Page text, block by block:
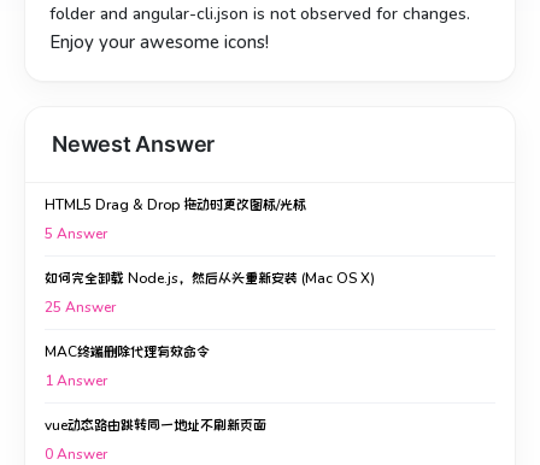
folder and angular-cli.json is not observed for changes.
Enjoy your awesome icons!
Newest Answer
HTML5 Drag & Drop 拖动时更改图标/光标
5 Answer
如何完全卸载 Node.js，然后从头重新安装 (Mac OS X)
25 Answer
MAC终端删除代理有效命令
1Answer
vue动态路由跳转同一地址不刷新页面
0Answer